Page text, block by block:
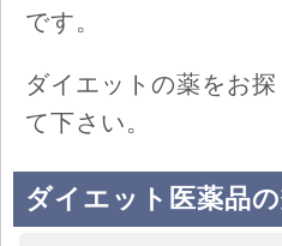
です。
ダイエットの薬をお
て下さい。
ダイエット医薬品